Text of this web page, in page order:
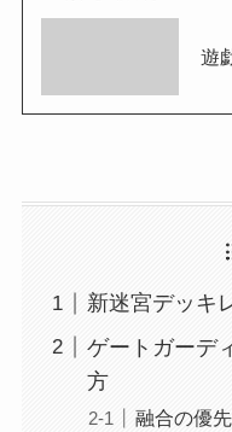
遊
新迷宮デッキ
ゲートガーデ
方
融合の優